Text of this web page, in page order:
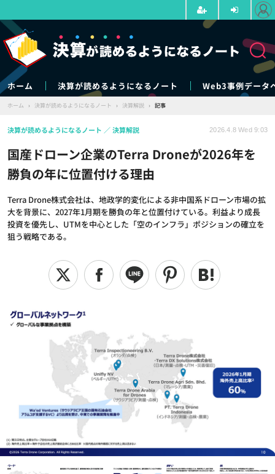
ホーム 決算が読めるようになるノート Web3事例データ
ホーム › 決算が読めるようになるノート › 決算解説 › 記事
国産ドローン企業のTerra Droneが2026年を
勝負の年に位置付ける理由
Terra Drone株式会社は、地政学的変化による非中国系ドローン市場の拡
大を背景に、2027年1月期を勝負の年と位置付けている。利益より成長
投資を優先し、UTMを中心とした「空のインフラ」ポジションの確立を
狙う戦略である。
決算が読めるようになるノート 決算解説 2026.4.8 Wed 9:03